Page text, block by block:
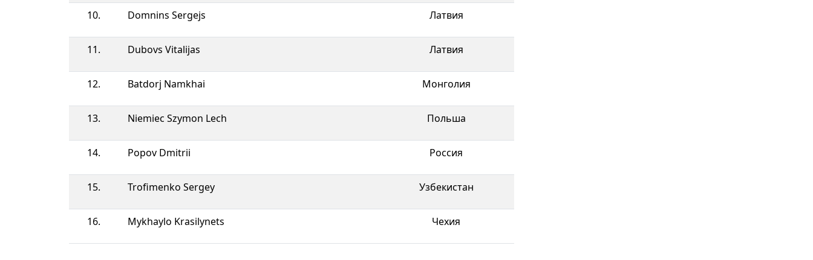
10. Domnins Sergejs Латвия
11. Dubovs Vitalijas Латвия
12. Batdorj Namkhai Монголия
13. Niemiec Szymon Lech Польша
14. Popov Dmitrii Россия
15. Trofimenko Sergey Узбекистан
16. Mykhaylo Krasilynets Чехия